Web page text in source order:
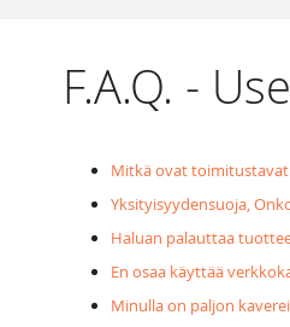
F.A.Q. -
Mitkä ovat
Yksityisyydensuoja,
Haluan palauttaa
En osaa käyttää
Minulla on paljon